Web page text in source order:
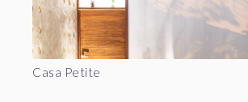
Casa Petite